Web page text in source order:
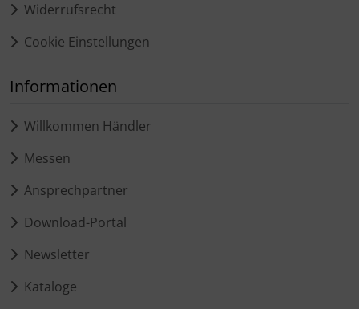
Widerrufsrecht
Cookie Einstellungen
Informationen
Willkommen Händler
Messen
Ansprechpartner
Download-Portal
Newsletter
Kataloge